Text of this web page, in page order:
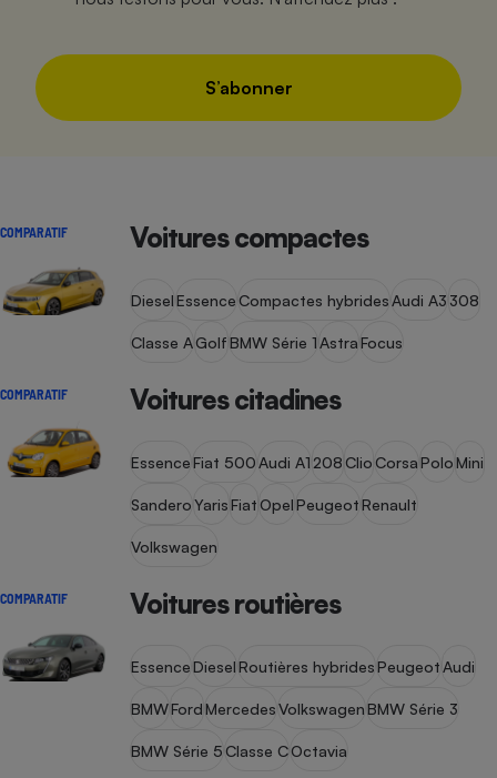
S’abonner
COMPARATIF Voitures compactes
DieselEssence Compactes hybridesAudi A3 308
Classe AGolfBMW Série 1AstraFocus
COMPARATIF Voitures citadines
EssenceFiat 500Audi A1 208 Clio CorsaPoloMini
SanderoYarisFiat OpelPeugeotRenault
Volkswagen
COMPARATIF Voitures routières
EssenceDieselRoutières hybridesPeugeotAudi
BMWFordMercedesVolkswagenBMW Série 3
BMW Série 5 Classe COctavia